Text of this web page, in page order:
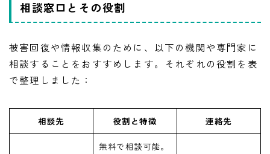
相談窓口とその役割
被害回復や情報収集のために、以下の機関や専門家に
相談することをおすすめします。それぞれの役割を表
で整理しました：
相談先 役割と特徴 連絡先
無料で相談可能。